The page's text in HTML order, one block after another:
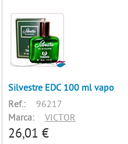
Silvestre EDC 100 ml vapo
Ref.:
96217
Marca:
VICTOR
26,01 €